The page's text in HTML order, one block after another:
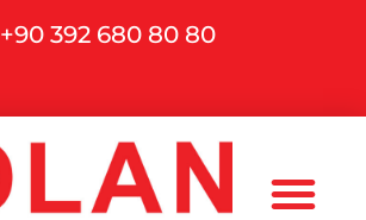
+90 392 680 80 80